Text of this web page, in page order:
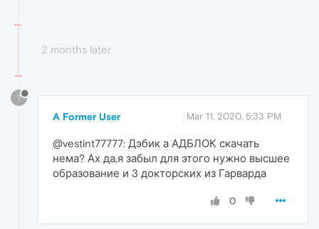
2 months later
?
A Former User Mar 11, 2020, 5:33 PM
@vestint77777: Дэбик а АДБЛОК скачать
нема? Ах да,я забыл для этого нужно высшее
образование и 3 докторских из Гарварда
0